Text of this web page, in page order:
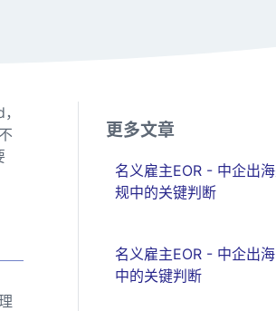
更多文章
名义雇主EOR - 中企出
规中的关键判断
名义雇主EOR - 中企出
中的关键判断